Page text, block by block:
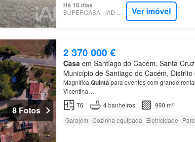
Há 16 dias
SUPERCASA - IAD PORTUGAL Ver imóvel
8 Fotos
2 370 000 €
Casa em Santiago do Cacém, Santa
Município de Santiago do Cacém, Distrito
Magnifica Quintapara eventos com grande
Vicentina…
T6
4banheiros
990 m²
Garajem Cozinha equipada Eletricidade